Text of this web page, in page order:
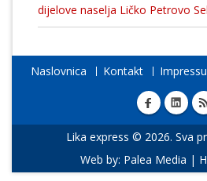
dijelove naselja Ličko Petrovo
Naslovnica Kontakt
Lika express © 2026. Sva
Web by: Palea Media |